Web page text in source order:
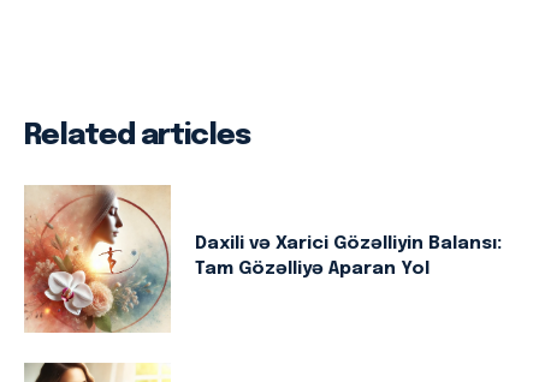
Related articles
Daxili və Xarici Gözəlliyin Balansı:
Tam Gözəlliyə Aparan Yol